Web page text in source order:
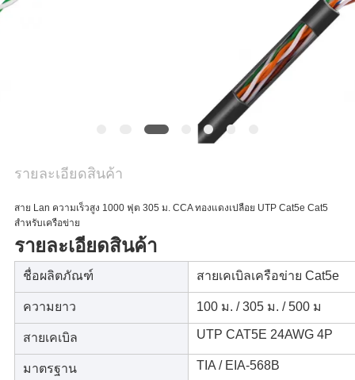
นโยบาย
รายละเอียดสินค้า
สาย Lan ความเร็วสูง 1000 ฟุต 305 ม. CCA ทองแดงเปลือย UTP Cat5e Cat5
สำหรับเครือข่าย
รายละเอียดสินค้า
ชื่อผลิตภัณฑ์ สายเคเบิลเครือข่าย Cat5e
ความยาว 100 ม. / 305 ม. / 500 ม
สายเคเบิล UTP CAT5E 24AWG 4P
มาตรฐาน TIA / EIA-568B